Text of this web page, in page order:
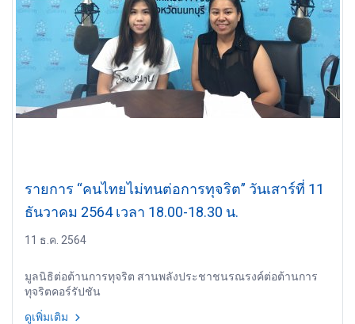
รายการ “คนไทยไม่ทนต่อการทุจริต” วันเสาร์ที่ 11
ธันวาคม 2564 เวลา 18.00-18.30 น.
11 ธ.ค. 2564
มูลนิธิต่อต้านการทุจริต สานพลังประชาชนรณรงค์ต่อต้านการ
ทุจริตคอร์รัปชัน
ดูเพิ่มเติม